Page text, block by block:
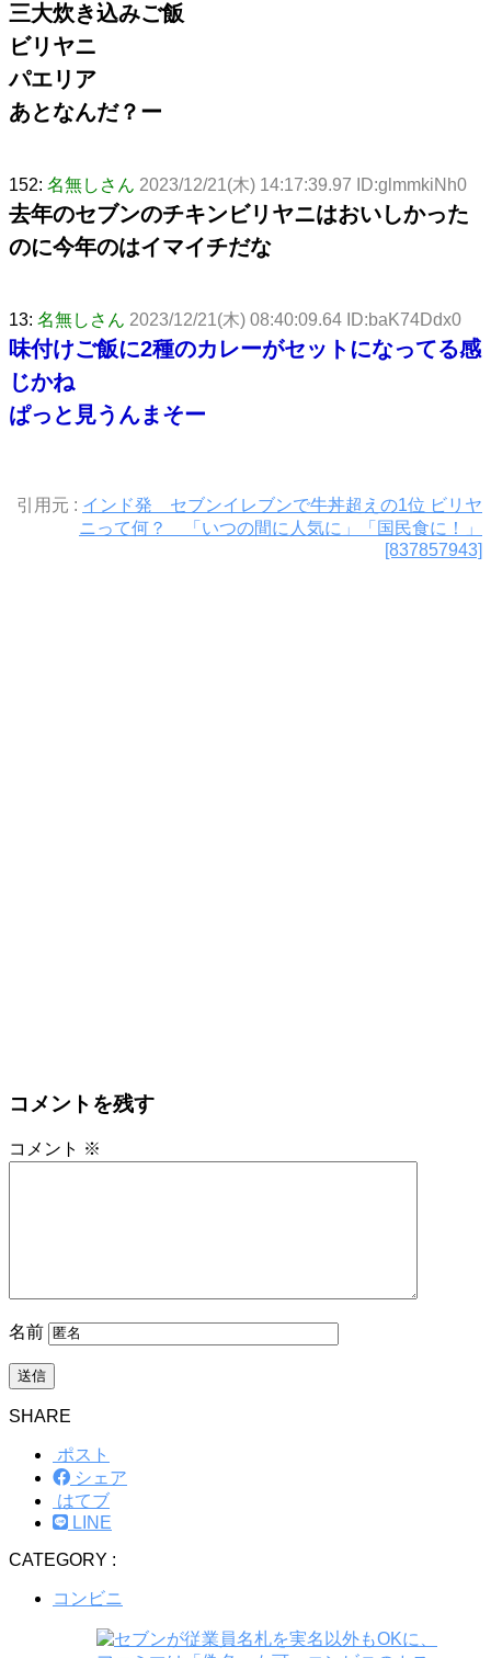
三大炊き込みご飯
ビリヤニ
パエリア
あとなんだ？ー
152: 名無しさん 2023/12/21(木) 14:17:39.97 ID:glmmkiNh0
去年のセブンのチキンビリヤニはおいしかった
のに今年のはイマイチだな
13: 名無しさん 2023/12/21(木) 08:40:09.64 ID:baK74Ddx0
味付けご飯に2種のカレーがセットになってる感
じかね
ぱっと見うんまそー
引用元 : インド発 セブンイレブンで牛丼超えの1位 ビリヤ
ニって何？ 「いつの間に人気に」「国民食に！」
[837857943]
コメントを残す
コメント ※
名前
SHARE
ポスト
シェア
はてブ
LINE
CATEGORY :
コンビニ